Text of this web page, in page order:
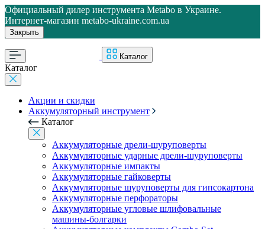
Официальный дилер инструмента Metabo в Украине.
Интернет-магазин metabo-ukraine.com.ua
Закрыть
Каталог
Каталог
Акции и скидки
Аккумуляторный инструмент
Каталог
Аккумуляторные дрели-шуруповерты
Аккумуляторные ударные дрели-шуруповерты
Аккумуляторные импакты
Аккумуляторные гайковерты
Аккумуляторные шуруповерты для гипсокартона
Аккумуляторные перфораторы
Аккумуляторные угловые шлифовальные
машины-болгарки